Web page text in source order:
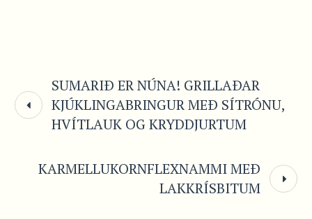
SUMARIÐ ER NÚNA! GRILLAÐAR
KJÚKLINGABRINGUR MEÐ SÍTRÓNU,
HVÍTLAUK OG KRYDDJURTUM
KARMELLUKORNFLEXNAMMI MEÐ
LAKKRÍSBITUM